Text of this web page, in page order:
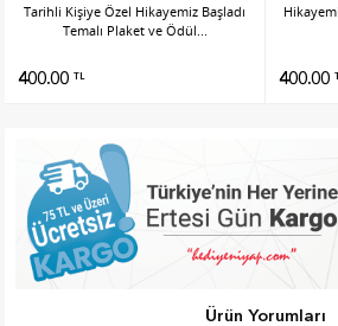
Tarihli Kişiye Özel Hikayemiz Başladı
Temalı Plaket ve Ödül...
400.00 TL 400.00
Ürün Yorumları